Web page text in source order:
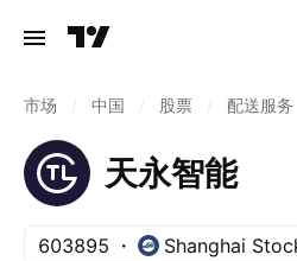
市场 中国 股票 配送服务
天永智能
603895 Shanghai